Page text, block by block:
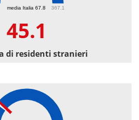
media Italia 67.8 367.1
45.1
di residenti stranieri